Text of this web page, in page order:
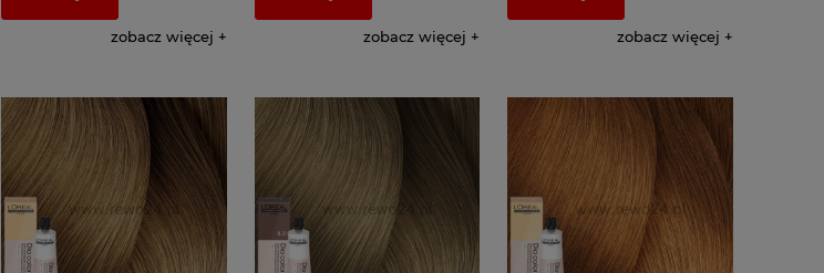
zobacz więcej zobacz więcej zobacz więcej